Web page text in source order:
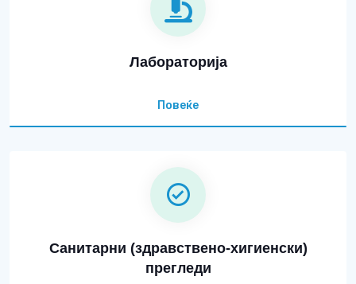
Лабораторија
Повеќе
Санитарни (здравствено-хигиенски)
прегледи